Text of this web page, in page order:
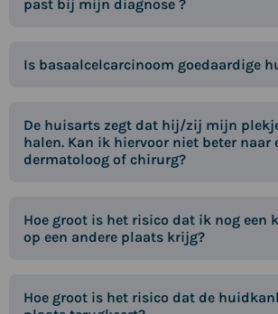
past bij mijn diagnose ?
Is basaalcelcarcinoom goedaardige
De huisarts zegt dat hij/zij mijn
halen. Kan ik hiervoor niet beter naar
dermatoloog of chirurg?
Hoe groot is het risico dat ik nog een
op een andere plaats krijg?
Hoe groot is het risico dat de